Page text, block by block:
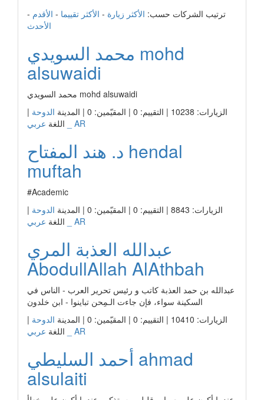
ترتيب الشركات حسب: الأكثر زيارة - الأكثر تقييما - الأقدم -
الأحدث
محمد السويدي mohd
alsuwaidi
محمد السويدي mohd alsuwaidi
الزيارات: 10238 | التقييم: 0 | المقيّمين: 0 | المدينة
الدوحة |
اللغة عربي _ AR
د. هند المفتاح hendal
muftah
#Academic
الزيارات: 8843 | التقييم: 0 | المقيّمين: 0 | المدينة
الدوحة |
اللغة عربي _ AR
عبدالله العذبة المري
AbodullAllah AlAthbah
عبدالله بن حمد العذبة كاتب و رئيس تحرير العرب - الناس في
السكينة سواء، فإن جاءت الـمِحن تباينوا - ابن خلدون
الزيارات: 10410 | التقييم: 0 | المقيّمين: 0 | المدينة
الدوحة |
اللغة عربي _ AR
أحمد السليطي ahmad
alsulaiti